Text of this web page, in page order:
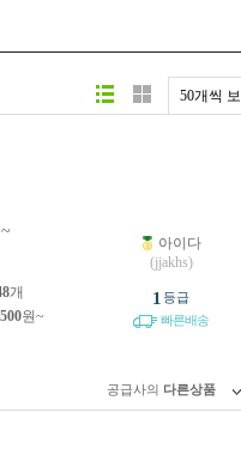
50개씩 보
개
원~
아이다
(jjakhs)
1 등급
빠른배송
공급사의 다른상품